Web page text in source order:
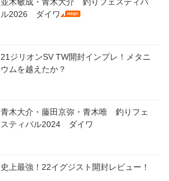
並木敏成・青木大介 釣りフェスティバ
ル2026 ダイワ
21ジリオンSV TW開封インプレ！メタニ
ウムを越えたか？
青木大介・藤田京弥・青木唯 釣りフェ
スティバル2024 ダイワ
史上最強！22イグジスト開封レビュー！